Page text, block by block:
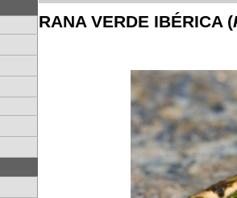
RANA VERDE IBÉRICA (